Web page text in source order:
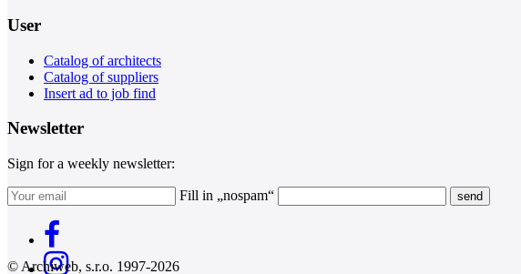
User
Catalog of architects
Catalog of suppliers
Insert ad to job find
Newsletter
Sign for a weekly newsletter:
Fill in „nospam“
© Archiweb, s.r.o. 1997-2026